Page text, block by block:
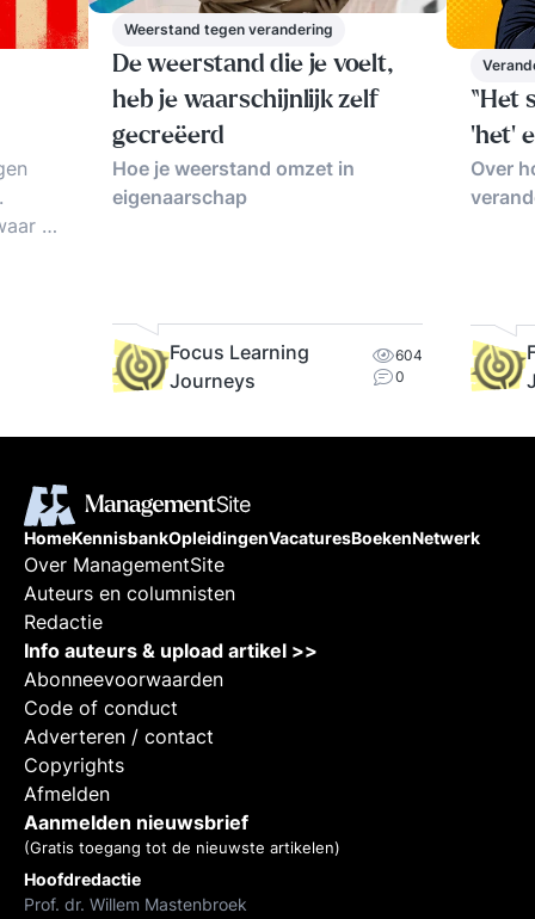
de
Weerstand tegen verandering
De weerstand die je voelt,
heb je waarschijnlijk zelf
gecreëerd
Hoe je weerstand omzet in
eigenaarschap
Focus Learning
Journeys
604
0
“Het
‘het’
Over
HomeKennisbankOpleidingenVacaturesBoekenNetwerk
Over ManagementSite
Auteurs en columnisten
Redactie
Info auteurs & upload artikel >>
Abonneevoorwaarden
Code of conduct
Adverteren / contact
Copyrights
Afmelden
Aanmelden nieuwsbrief
(Gratis toegang tot de nieuwste artikelen)
Hoofdredactie
Prof. dr. Willem Mastenbroek